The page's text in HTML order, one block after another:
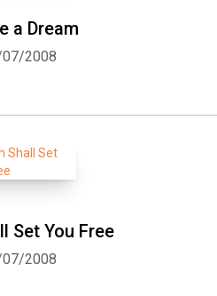
a Dream
2008
Set You Free
2008